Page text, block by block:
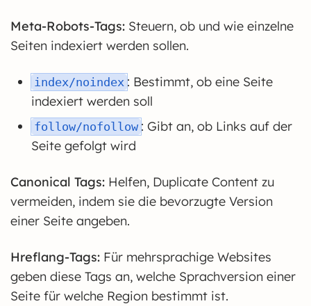
Meta-Robots-Tags: Steuern, ob und wie einzelne
Seiten indexiert werden sollen.
index/noindex : Bestimmt, ob eine Seite
indexiert werden soll
follow/nofollow : Gibt an, ob Links auf der
Seite gefolgt wird
Canonical Tags: Helfen, Duplicate Content zu
vermeiden, indem sie die bevorzugte Version
einer Seite angeben.
Hreflang-Tags: Für mehrsprachige Websites
geben diese Tags an, welche Sprachversion einer
Seite für welche Region bestimmt ist.